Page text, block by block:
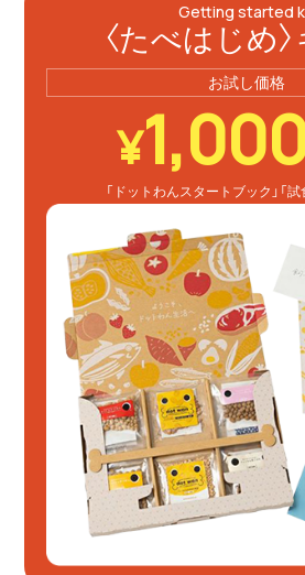
Getting started
〈たべはじめ
お試し価格
¥
「ドットわんスタートブック」 「